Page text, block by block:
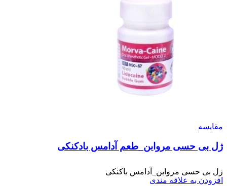
مقایسه
ژل بی حسی مروابن_طعم آدامس بادکنکی
ژل بی حسی مروابن_آدامس باکنکی
افزودن به علاقه مندی